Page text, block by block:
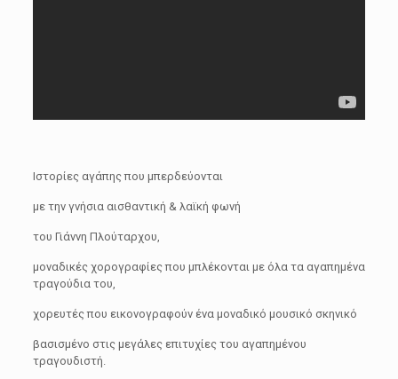
Ιστορίες αγάπης που μπερδεύονται
με την γνήσια αισθαντική & λαϊκή φωνή
του Γιάννη Πλούταρχου,
μοναδικές χορογραφίες που μπλέκονται με όλα τα αγαπημένα
τραγούδια του,
χορευτές που εικονογραφούν ένα μοναδικό μουσικό σκηνικό
βασισμένο στις μεγάλες επιτυχίες του αγαπημένου
τραγουδιστή.